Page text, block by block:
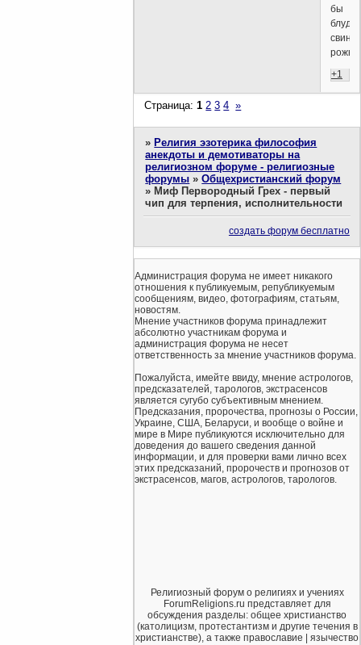
бы
+1
Страница:1 2 3 4 »
»Религия эзотерика философия
анекдоты и демотиваторы на
религиозном форуме - религиозные
форумы »Общехристианский форум
»Миф Первородный Грех - первый
чип для терпения, исполнительности
создать форум бесплатно
Администрация форума не имеет никакого
отношения к публикуемым, републикуемым
сообщениям, видео, фотографиям, статьям,
новостям.
Мнение участников форума принадлежит
абсолютно участникам форума и
администрация форума не несет
ответственность за мнение участников форума.
Пожалуйста, имейте ввиду, мнение астрологов,
предсказателей, тарологов, экстрасенсов
является сугубо субъективным мнением.
Предсказания, пророчества, прогнозы о России,
Украине, США, Беларуси, и вообще о войне и
мире в Мире публикуются исключительно для
доведения до вашего сведения данной
информации, и для проверки вами лично всех
этих предсказаний, пророчеств и прогнозов от
экстрасенсов, магов, астрологов, тарологов.
Религиозный форум о религиях и учениях
ForumReligions.ru представляет для
обсуждения разделы: общее христианство
(католицизм, протестантизм и другие течения в
христианстве), а также православие | язычество